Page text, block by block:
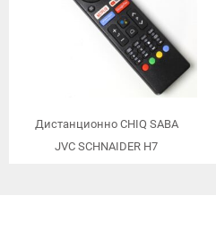
Дистанционно CHIQ SABA
JVC SCHNAIDER H7